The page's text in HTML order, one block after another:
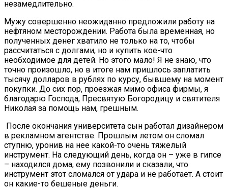
незамедлительно.
Мужу совершенно неожиданно предложили работу на
нефтяном месторождении. Работа была временная, но
полученных денег хватило не только на то, чтобы
рассчитаться с долгами, но и купить кое-что
необходимое для детей. Но этого мало! Я не знаю, что
точно произошло, но в итоге нам пришлось заплатить
тысячу долларов в рублях по курсу, бывшему на момент
покупки. До сих пор, проезжая мимо офиса фирмы, я
благодарю Господа, Пресвятую Богоро­дицу и святителя
Николая за помощь нам, грешным.
После окончания университета сын работал дизайнером
в рекламном агентстве. Прошлым летом он сломал
ступню, уронив на нее какой-то очень тяжелый
инструмент. На следующий день, когда он – уже в гипсе
– находился дома, ему позвонили и сказали, что
инструмент этот сломался от удара и не работает. А стоит
он какие-то бешеные деньги.